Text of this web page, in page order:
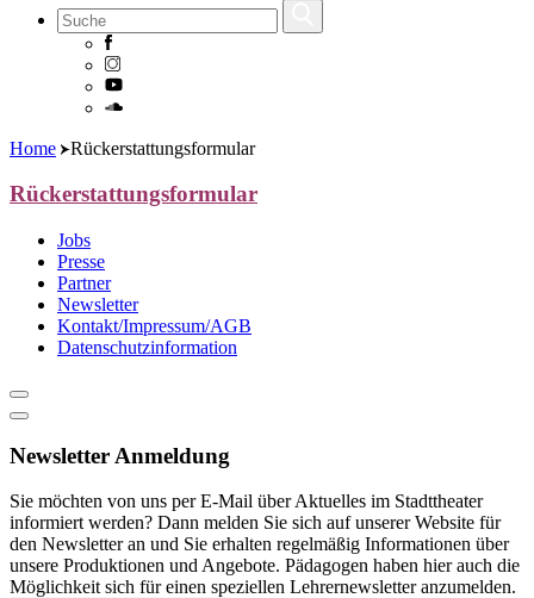
Skip
content
Home Rückerstattungsformular
Rückerstattungsformular
Jobs
Presse
Partner
Newsletter
Kontakt/Impressum/AGB
Datenschutzinformation
Newsletter Anmeldung
Sie möchten von uns per E-Mail über Aktuelles im Stadttheater
informiert werden? Dann melden Sie sich auf unserer Website für
den Newsletter an und Sie erhalten regelmäßig Informationen über
unsere Produktionen und Angebote. Pädagogen haben hier auch die
Möglichkeit sich für einen speziellen Lehrernewsletter anzumelden.